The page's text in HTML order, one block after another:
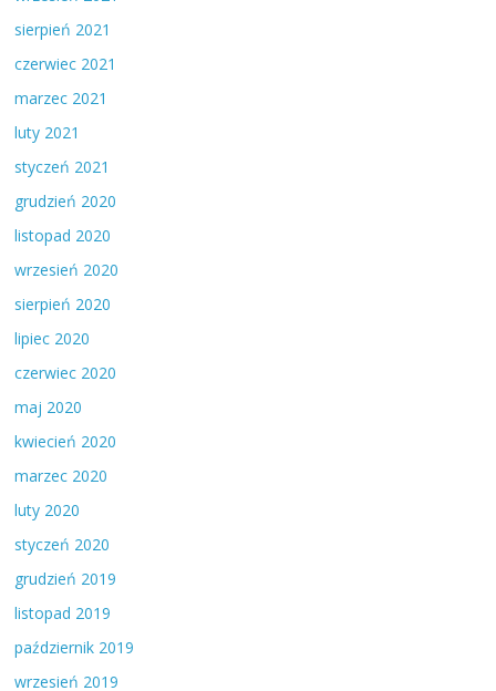
sierpień 2021
czerwiec 2021
marzec 2021
luty 2021
styczeń 2021
grudzień 2020
listopad 2020
wrzesień 2020
sierpień 2020
lipiec 2020
czerwiec 2020
maj 2020
kwiecień 2020
marzec 2020
luty 2020
styczeń 2020
grudzień 2019
listopad 2019
październik 2019
wrzesień 2019